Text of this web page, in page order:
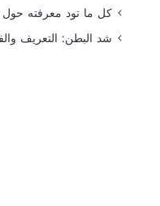
كل ما تود معرفته حول
شد البطن: التعريف